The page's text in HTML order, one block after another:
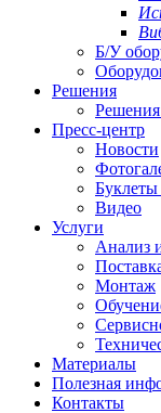
Б/У
Решения
Решения
Пресс-центр
Новости
Буклеты
Видео
Услуги
Анализ
Монтаж
Материалы
Полезная
Контакты